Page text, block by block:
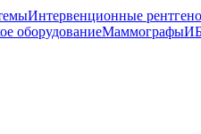
Интервенционные
оборудованиеМаммографы